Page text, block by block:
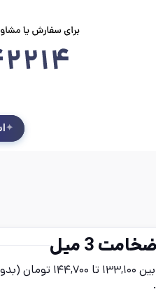
3 میل
قیمت ورق آجدار ضخامت 3 میل امروز